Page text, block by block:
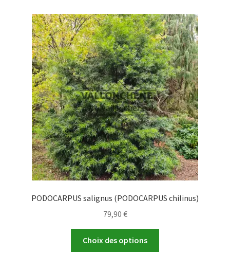
Les
options
peuvent
être
choisies
sur
la
page
du
produit
PODOCARPUS salignus (PODOCARPUS chilinus)
79,90 €
Choix des options